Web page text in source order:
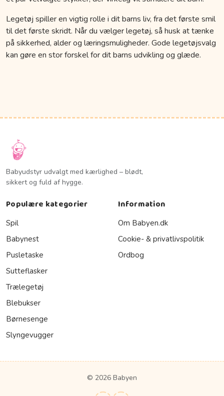
Legetøj spiller en vigtig rolle i dit barns liv, fra det første smil
til det første skridt. Når du vælger legetøj, så husk at tænke
på sikkerhed, alder og læringsmuligheder. Gode legetøjsvalg
kan gøre en stor forskel for dit barns udvikling og glæde.
Babyudstyr udvalgt med kærlighed – blødt,
sikkert og fuld af hygge.
Populære kategorier
Spil
Babynest
Pusletaske
Sutteflasker
Trælegetøj
Blebukser
Børnesenge
Slyngevugger
Information
Om Babyen.dk
Cookie- & privatlivspolitik
Ordbog
© 2026 Babyen